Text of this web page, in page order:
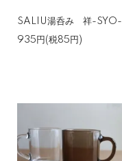
SALIU湯呑み 祥-SYO-
935円(税85円)